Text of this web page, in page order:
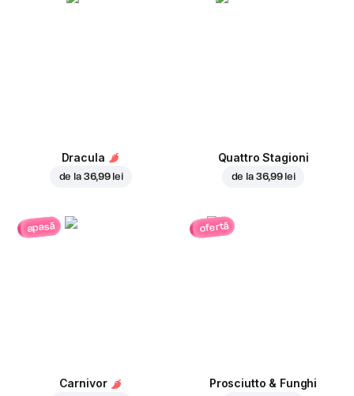
Dracula
de la 36,99 lei
Quattro Stagioni
de la 36,99 lei
apasă
Carnivor
ofertă
Prosciutto & Funghi